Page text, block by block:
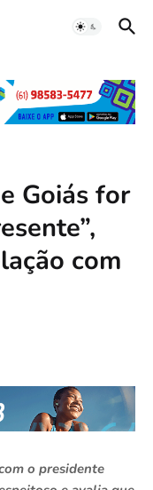
Goiás for
com
o presidente